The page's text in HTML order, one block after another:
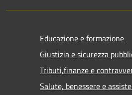
Educazione e formazione
Giustizia e sicurezza
Tributi,finanze e
Salute, benessere e